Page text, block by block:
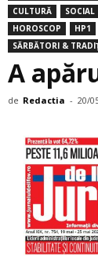
CULTURĂ
SOCIAL
HOROSCOP
HP1
SĂRBĂTORI &
A
de Redactia - 20/